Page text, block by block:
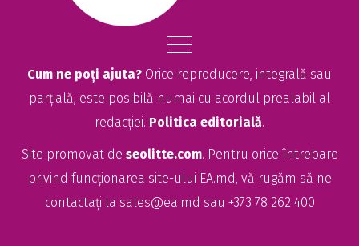
Cum ne poți ajuta? Orice reproducere, integrală sau
parțială, este posibilă numai cu acordul prealabil al
redacției. Politica editorială.
Site promovat de seolitte.com. Pentru orice întrebare
privind funcționarea site-ului EA.md, vă rugăm să ne
contactați la sales@ea.md sau +373 78 262 400